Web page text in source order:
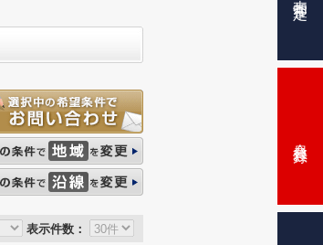
表示件数：